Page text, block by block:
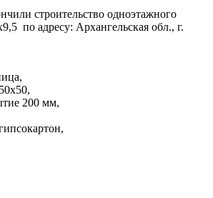
строительство одноэтажного
по адресу: Архангельская обл., г.
200 мм,